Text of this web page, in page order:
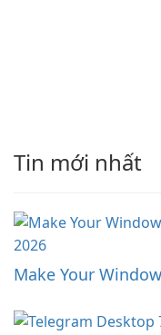
Tin mới nhất
Make Your